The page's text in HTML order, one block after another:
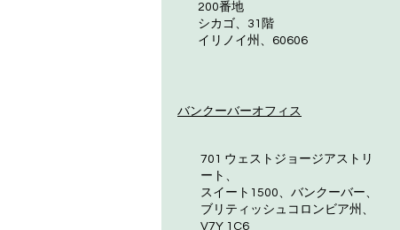
200番地
シカゴ、31階
イリノイ州、60606
バンクーバーオフィス
701 ウェストジョージアストリ
ート、
スイート1500、バンクーバー、
ブリティッシュコロンビア州、
V7Y 1C6